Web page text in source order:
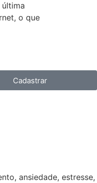
o que
Cadastrar
ansiedade, estresse,